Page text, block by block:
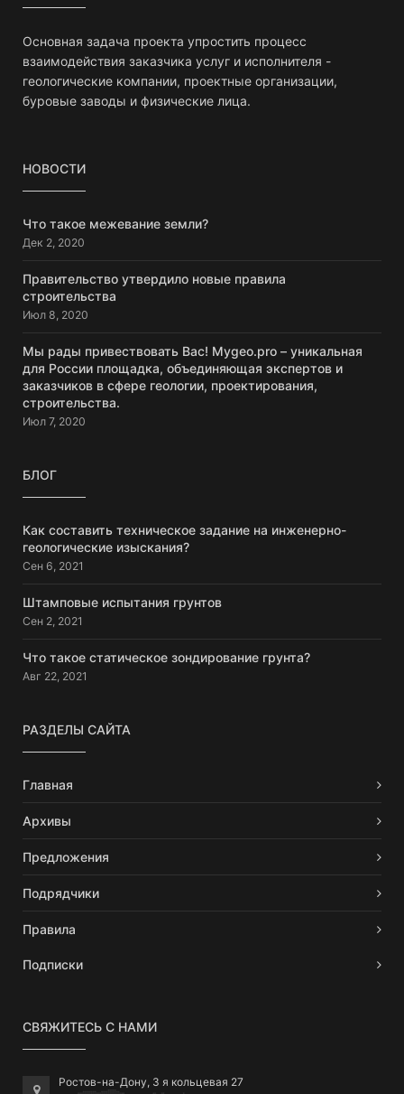
Основная задача проекта упростить процесс
взаимодействия заказчика услуг и исполнителя -
геологические компании, проектные организации,
буровые заводы и физические лица.
НОВОСТИ
Что такое межевание земли?
Дек 2, 2020
Правительство утвердило новые правила
строительства
Июл 8, 2020
Мы рады привествовать Вас! Mygeo.pro – уникальная
для России площадка, объединяющая экспертов и
заказчиков в сфере геологии, проектирования,
строительства.
Июл 7, 2020
БЛОГ
Как составить техническое задание на инженерно-
геологические изыскания?
Сен 6, 2021
Штамповые испытания грунтов
Сен 2, 2021
Что такое статическое зондирование грунта?
Авг 22, 2021
РАЗДЕЛЫ САЙТА
Главная
Архивы
Предложения
Подрядчики
Правила
Подписки
СВЯЖИТЕСЬ С НАМИ
Ростов-на-Дону, 3 я кольцевая 27